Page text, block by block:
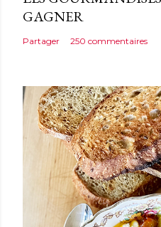
GAGNER
Partager 250 commentaires